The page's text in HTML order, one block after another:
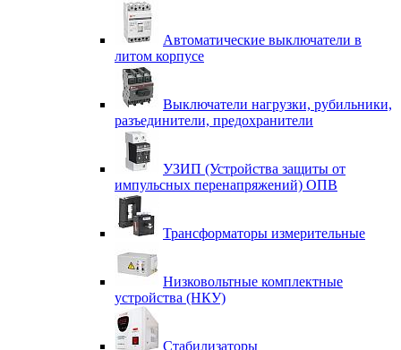
Автоматические выключатели в
литом корпусе
Выключатели нагрузки, рубильники,
разъединители, предохранители
УЗИП (Устройства защиты от
импульсных перенапряжений) ОПВ
Трансформаторы измерительные
Низковольтные комплектные
устройства (НКУ)
Стабилизаторы